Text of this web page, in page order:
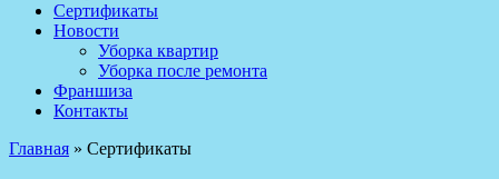
Сертификаты
Новости
Уборка квартир
Уборка после ремонта
Франшиза
Контакты
Главная » Сертификаты